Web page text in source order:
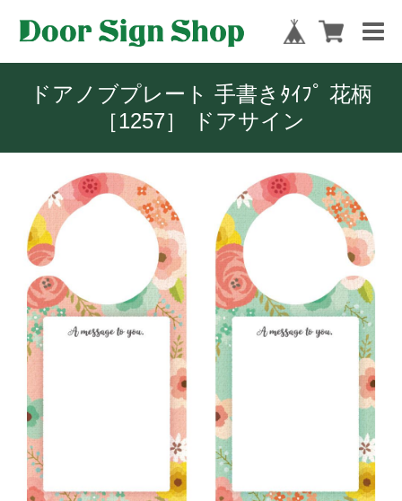
ドアノブプレート 手書きﾀｲﾌﾟ 花柄
［1257］ ドアサイン